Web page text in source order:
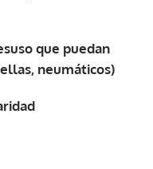
que puedan
neumáticos)